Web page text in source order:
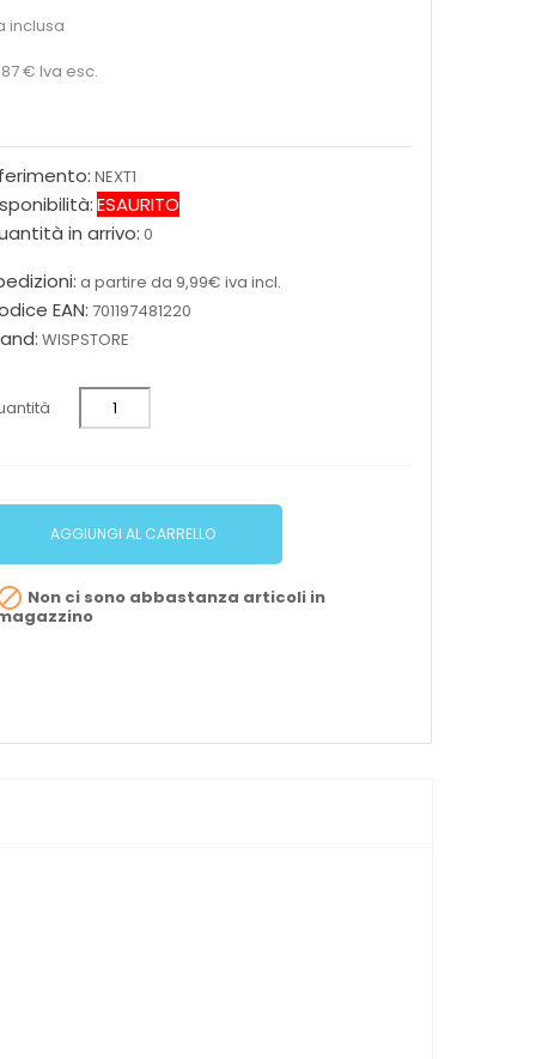
inclusa
€ Iva esc.
NEXT1
ESAURITO
in arrivo: 0
a partire da 9,99€ iva incl.
EAN: 701197481220
WISPSTORE
AGGIUNGI AL CARRELLO
Non ci sono abbastanza articoli in